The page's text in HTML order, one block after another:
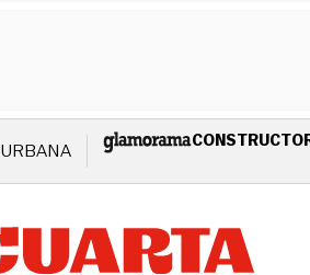
URBANA